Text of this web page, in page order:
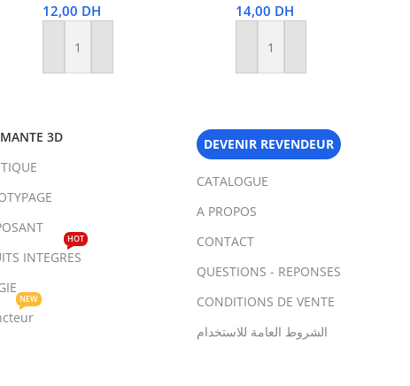
12,00 DH
Ajouter Au Panier
14,00 DH
Ajouter Au Panier
3D
INTEGRES
HOT
NEW
DEVENIR REVENDEUR
CATALOGUE
A PROPOS
CONTACT
QUESTIONS - REPONSES
CONDITIONS DE VENTE
الشروط العامة للاستخدام